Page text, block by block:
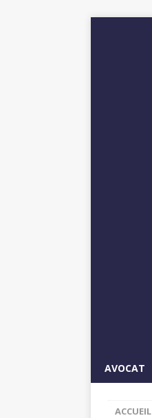
AVOCAT
ACCUEIL